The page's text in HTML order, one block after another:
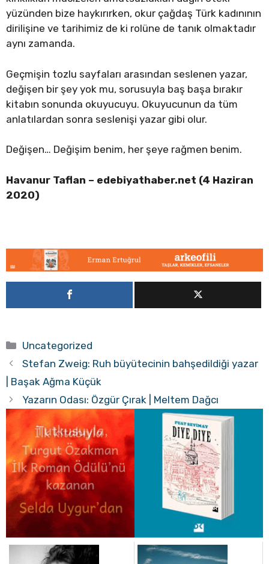
yüzünden bize haykırırken, okur çağdaş Türk kadınının
dirilişine ve tarihimiz de ki rolüne de tanık olmaktadır
aynı zamanda.
Geçmişin tozlu sayfaları arasından seslenen yazar,
değişen bir şey yok mu, sorusuyla baş başa bırakır
kitabın sonunda okuyucuyu. Okuyucunun da tüm
anlatılardan sonra seslenişi yazar gibi olur.
Değişen… Değişim benim, her şeye rağmen benim.
Havanur Taflan – edebiyathaber.net (4 Haziran
2020)
Kategoriler
Uncategorized
Stefan Zweig: Ruh büyütecinin bahşedildiği yazar
| Başak Ağma Küçük
Yazarın Odası: Özgür Çırak | Meltem Dağcı